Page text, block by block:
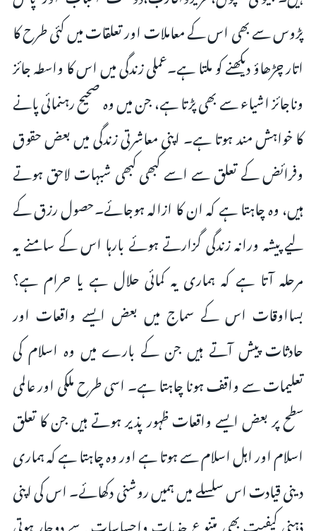
پڑوس سے بھی اس کے معاملات اور تعلقات میں کئی طرح کا
اتار چڑھاؤ دیکھنے کو ملتا ہے۔عملی زندگی میں اس کا واسطہ جائز
وناجائز اشیاء سے بھی پڑتا ہے، جن میں وہ صحیح رہنمائی پانے
کا خواہش مند ہوتا ہے۔ اپنی معاشرتی زندگی میں بعض حقوق
وفرائض کے تعلق سے اسے کبھی کبھی شبہات لاحق ہوتے
ہیں، وہ چاہتا ہے کہ ان کا ازالہ ہوجائے۔حصول رزق کے
لیے پیشہ ورانہ زندگی گزارتے ہوئے بارہا اس کے سامنے یہ
مرحلہ آتا ہے کہ ہماری یہ کمائی حلال ہے یا حرام ہے؟
بسااوقات اس کے سماج میں بعض ایسے واقعات اور
حادثات پیش آتے ہیں جن کے بارے میں وہ اسلام کی
تعلیمات سے واقف ہونا چاہتا ہے۔ اسی طرح ملکی اور عالمی
سطح پر بعض ایسے واقعات ظہور پذیر ہوتے ہیں جن کا تعلق
اسلام اور اہل اسلام سے ہوتا ہے اور وہ چاہتا ہے کہ ہماری
دینی قیادت اس سلسلے میں ہمیں روشنی دکھائے۔ اس کی اپنی
ذہنی کیفیت بھی متنوع جذبات واحساسات سے دوچار ہوتی